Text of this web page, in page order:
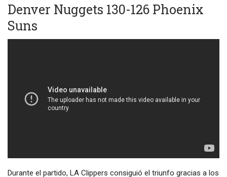
Denver Nuggets 130-126 Phoenix
Suns
Durante el partido, LA Clippers consiguió el triunfo gracias a los